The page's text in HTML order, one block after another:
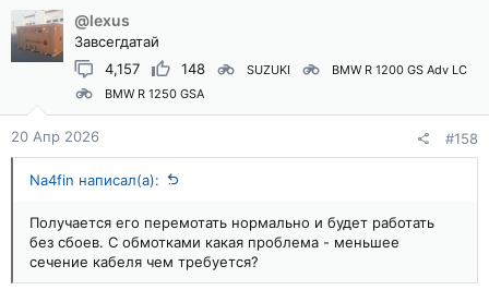
@lexus
Завсегдатай
4,157
148 SUZUKI
BMW R 1200 GS Adv LC
BMW R 1250 GSA
20 Апр 2026 #158
Na4fin написал(а):
Получается его перемотать нормально и будет работать
без сбоев. С обмотками какая проблема - меньшее
сечение кабеля чем требуется?